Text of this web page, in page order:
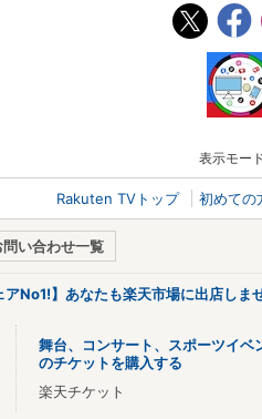
表示モー
Rakuten TVトップ 初めての
問い合わせ一覧
アNo1!】あなたも楽天市場に出店し
舞台、コンサート、スポーツイベ
のチケットを購入する
楽天チケット